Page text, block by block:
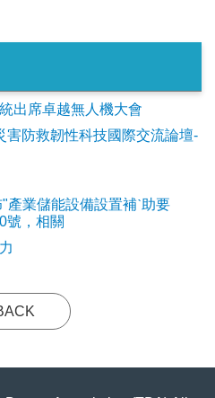
出席卓越無人機大會
害防救韌性科技國際交流論壇-
業儲能設備設置補ˋ助要
號，相關